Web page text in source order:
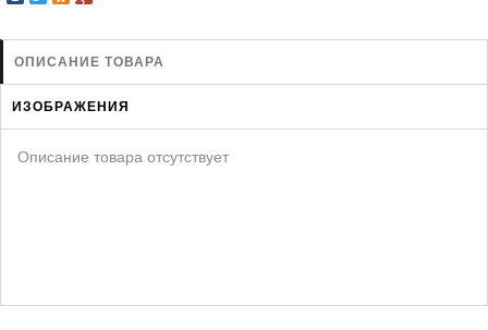
НОВИНКИ ДЛЯ ГОЛУБЕЙ
КНИГИ О ГОЛУБЯХ
ОПИСАНИЕ ТОВАРА
ИЗОБРАЖЕНИЯ
Описание товара отсутствует